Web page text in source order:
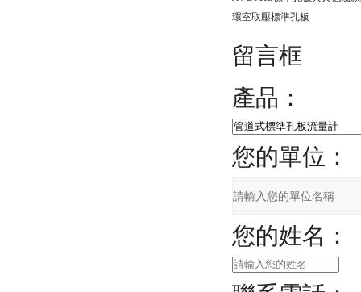
環室取壓標準孔板
留言框
產品：
您的單位：
您的姓名：